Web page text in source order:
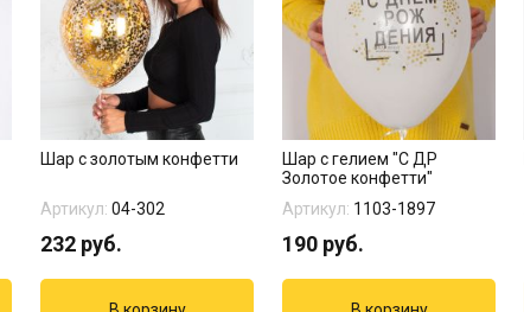
Шар с золотым конфетти
Артикул: 04-302
232 руб.
Шар с гелием "С ДР
Золотое конфетти"
Артикул: 1103-1897
190 руб.